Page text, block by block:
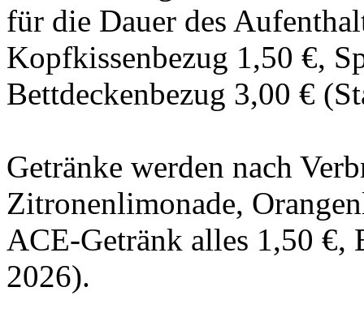
für die Dauer des
Kopfkissenbezug 1,50 €,
Bettdeckenbezug 3,00 €
Getränke werden nach
Zitronenlimonade,
ACE-Getränk alles 1,50 €,
2026).